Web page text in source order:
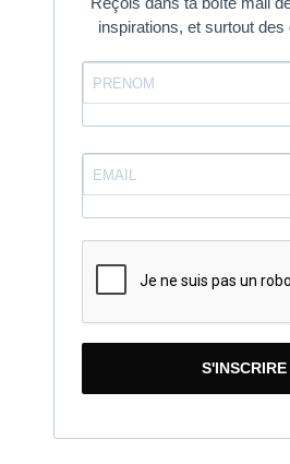
inspirations, et surtout des
S'INSCRIRE